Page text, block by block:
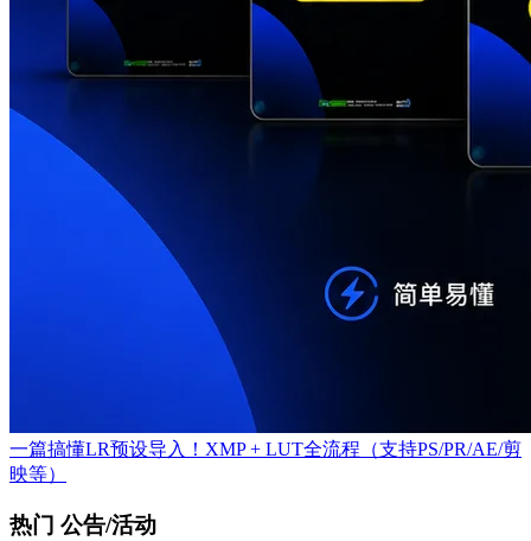
一篇搞懂LR预设导入！XMP + LUT全流程（支持PS/PR/AE/剪
映等）
热门 公告/活动